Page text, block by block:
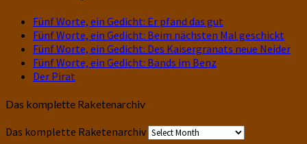
Fünf Worte, ein Gedicht: Er pfand das gut
Fünf Worte, ein Gedicht: Beim nächsten Mal geschickt
Fünf Worte, ein Gedicht: Des Kaisergranats neue Neider
Fünf Worte, ein Gedicht: Bands im Benz
Der Pirat
Das komplette Raketenarchiv
Das komplette Raketenarchiv